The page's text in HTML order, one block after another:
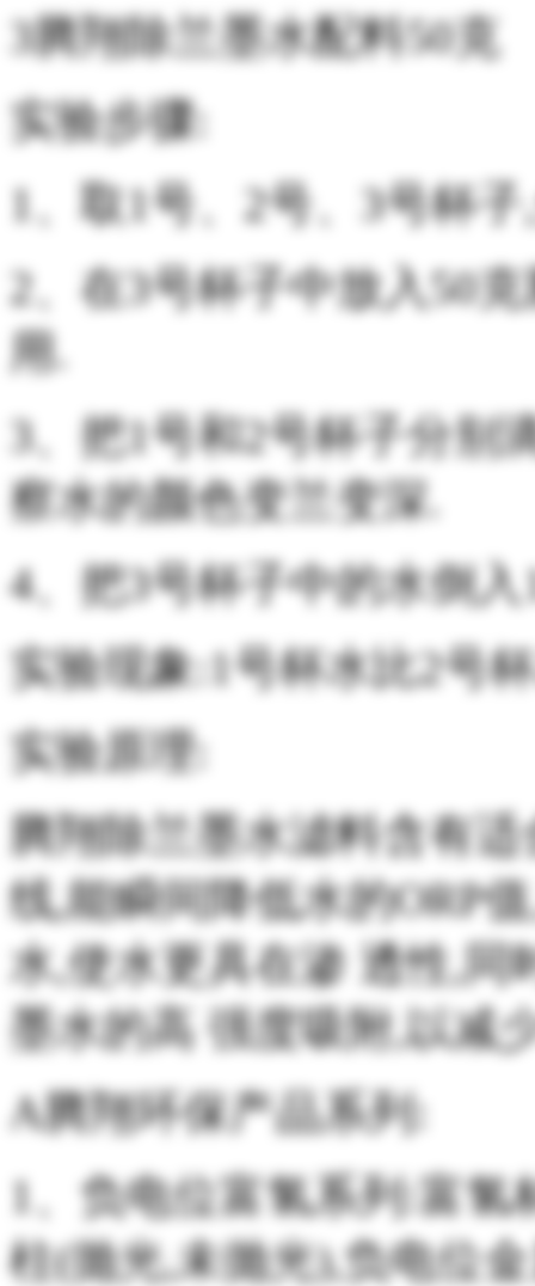
3腾翔除兰墨水配料50克
实验步骤:
1、取1号、2号、3号杯
2、在3号杯子中放入50
用.
3、把1号和2号杯子分别
察水的颜色变兰变深.
4、把3号杯子中的水倒
实验现象:1号杯水比2号
实验原理:
腾翔除兰墨水滤料含有
线,能瞬间降低水的ORP
水,使水更具在渗 透性,同
墨水的高 强度吸附,以减
A腾翔环保产品系列:
1、负电位富氢系列:富氢
柱(抛光,未抛光),负电位